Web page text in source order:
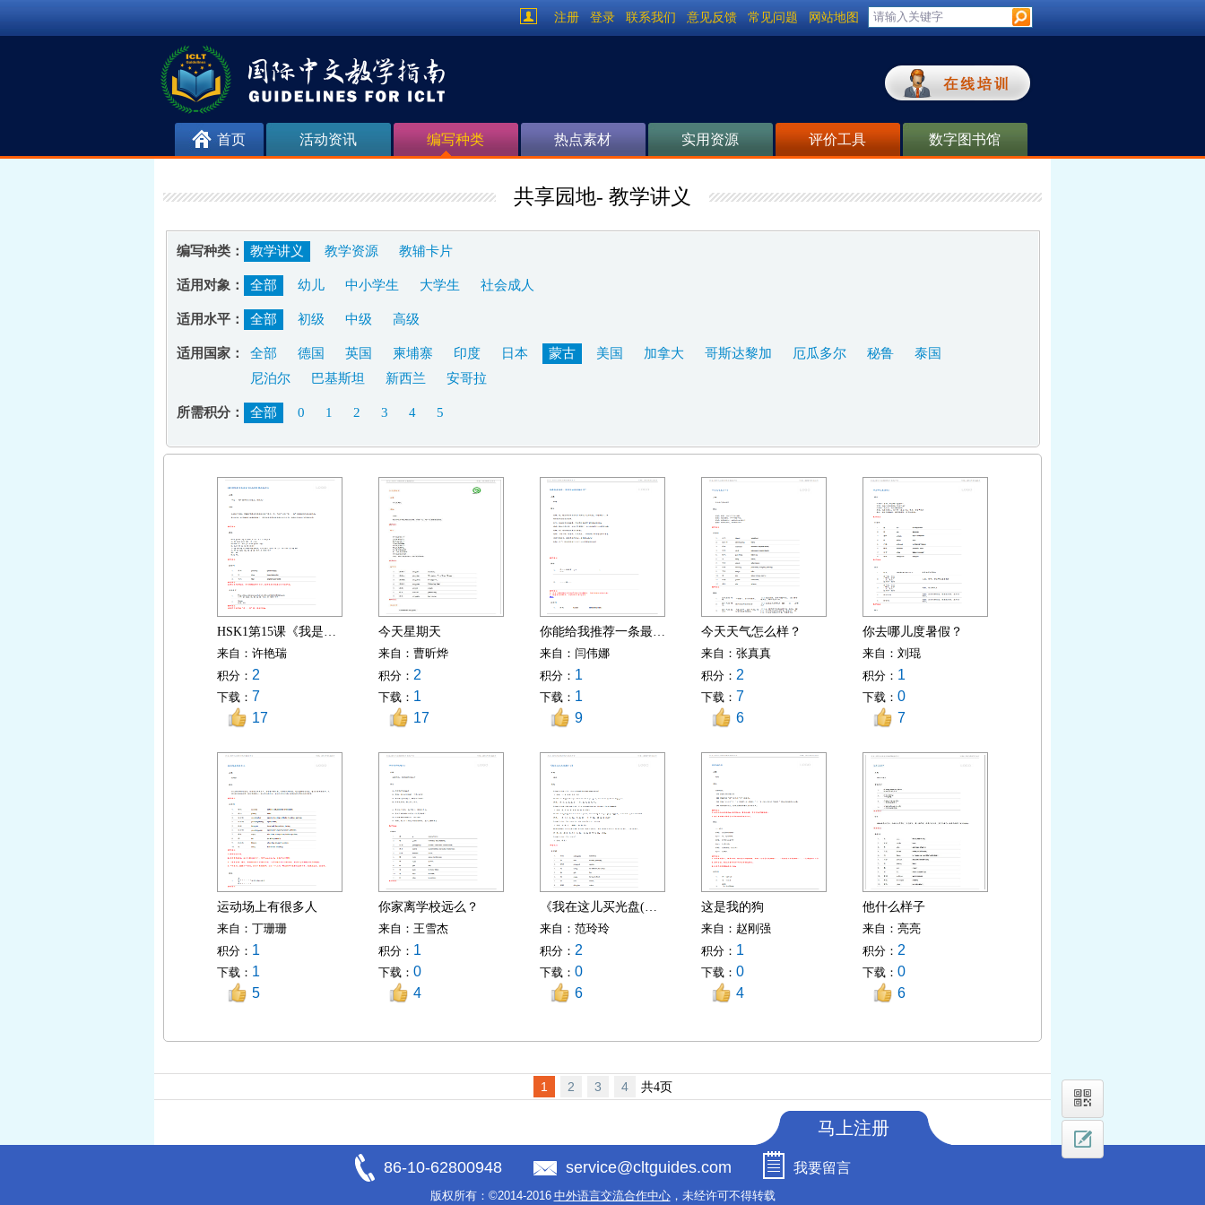
注册 登录 联系我们 意见反馈 常见问题 网站地图
首页 活动资讯 编写种类 热点素材 实用资源 评价工具 数字图书馆
共享园地- 教学讲义
编写种类： 教学讲义 教学资源 教辅卡片
适用对象： 全部 幼儿 中小学生 大学生 社会成人
适用水平： 全部 初级 中级 高级
适用国家： 全部 德国 英国 柬埔寨 印度 日本 蒙古 美国 加拿大 哥斯达黎加 厄瓜多尔 秘鲁
泰国
尼泊尔
巴基斯坦 新西兰 安哥拉
所需积分： 全部 0 1 2 3 4 5
HSK1第15课《我是坐飞机来的》修改版讲义
来自： 许艳瑞
积分： 2
下载： 7
17
今天星期天
来自： 曹昕烨
积分： 2
下载： 1
17
你能给我推荐一条最佳的旅游路线吗？
来自： 闫伟娜
积分： 1
下载： 1
9
今天天气怎么样？
来自： 张真真
积分： 2
下载： 7
6
你去哪儿度暑假？
来自： 刘琨
积分： 1
下载： 0
7
运动场上有很多人
来自： 丁珊珊
积分： 1
下载： 1
5
你家离学校远么？
来自： 王雪杰
积分： 1
下载： 0
4
《我在这儿买光盘(二)》
来自： 范玲玲
积分： 2
下载： 0
6
这是我的狗
来自： 赵刚强
积分： 1
下载： 0
4
他什么样子
来自： 亮亮
积分： 2
下载： 0
6
1 2 3 4 共4页
86-10-62800948 service@cltguides.com 我要留言
马上注册
版权所有： ©2014-2016 中外语言交流合作中心，未经许可不得转载